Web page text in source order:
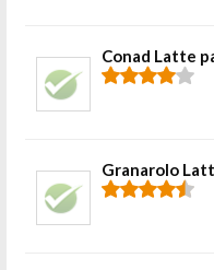
Conad Latte
Granarolo